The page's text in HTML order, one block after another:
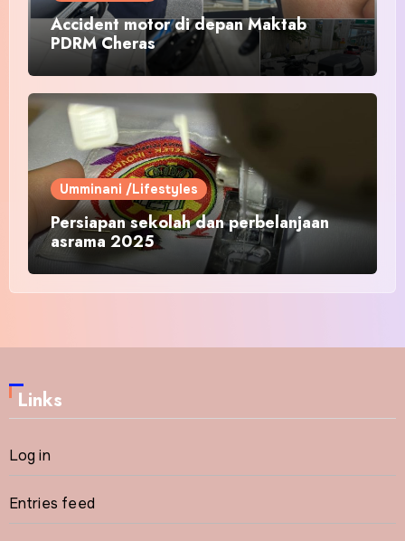
Accident motor di depan Maktab
PDRM Cheras
Umminani /Lifestyles
Persiapan sekolah dan perbelanjaan
asrama 2025
Links
Log in
Entries feed